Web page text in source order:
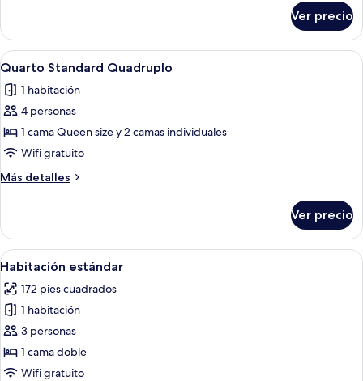
Hidromassagem
Duplo
Com
Banheira
Ver precio
Abrir
todas
las
fotos
de
Quarto
Standard
Quadruplo
Habitación de hotel con dos camas,
5
Quarto Standard Quadruplo
1 habitación
4 personas
1 cama Queen size y 2 camas individuales
Wifi gratuito
Más detalles
Más
Standard
Quadruplo
Ver precio
Abrir
todas
las
fotos
de
Habitación
estándar
Una cama bien hecha con una
7
Habitación estándar
172 pies cuadrados
1 habitación
3 personas
1 cama doble
Wifi gratuito